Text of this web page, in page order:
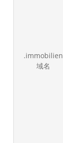
.immobilien
域名